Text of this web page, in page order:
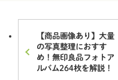
【商品画像あり】大量
の写真整理におすす
め！無印良品フォトア
ルバム264枚を解説！